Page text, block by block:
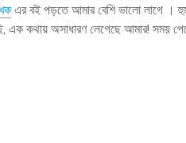
এর বই পড়তে আমার বেশি ভালো লাগে
এক কথায় অসাধারণ লেগেছে আমার! সময়